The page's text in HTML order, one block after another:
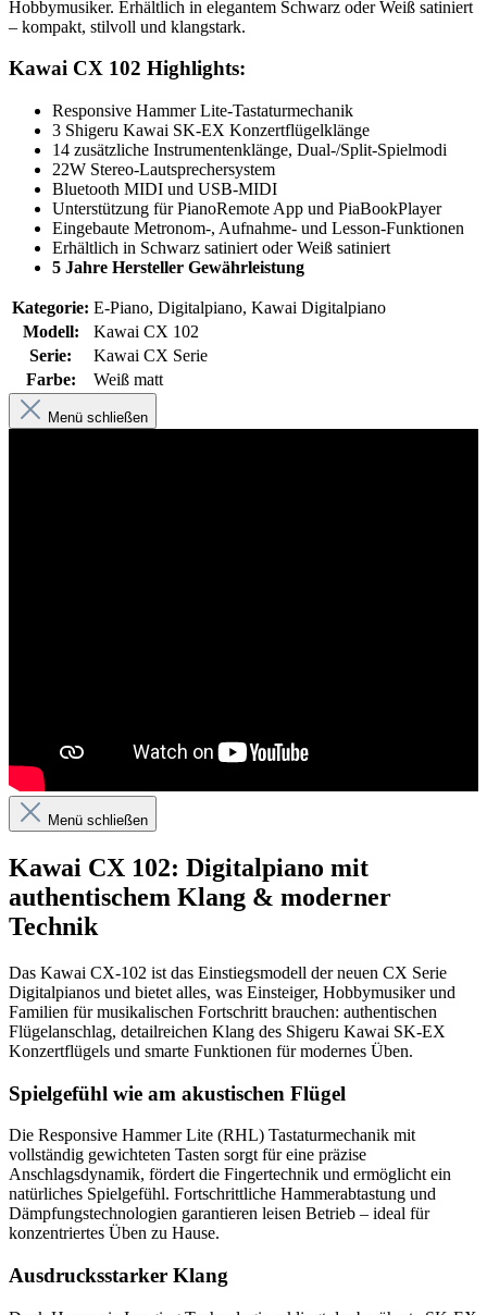
Hobbymusiker. Erhältlich in elegantem Schwarz oder Weiß satiniert
– kompakt, stilvoll und klangstark.
Kawai CX 102 Highlights:
Responsive Hammer Lite-Tastaturmechanik
3 Shigeru Kawai SK-EX Konzertflügelklänge
14 zusätzliche Instrumentenklänge, Dual-/Split-Spielmodi
22W Stereo-Lautsprechersystem
Bluetooth MIDI und USB-MIDI
Unterstützung für PianoRemote App und PiaBookPlayer
Eingebaute Metronom-, Aufnahme- und Lesson-Funktionen
Erhältlich in Schwarz satiniert oder Weiß satiniert
5 Jahre Hersteller Gewährleistung
Kategorie: E-Piano, Digitalpiano, Kawai Digitalpiano
Modell:
Kawai CX 102
Serie:
Kawai CX Serie
Farbe:
Weiß matt
Menü schließen
Menü schließen
Kawai CX 102: Digitalpiano mit
authentischem Klang & moderner
Technik
Das Kawai CX-102 ist das Einstiegsmodell der neuen CX Serie
Digitalpianos und bietet alles, was Einsteiger, Hobbymusiker und
Familien für musikalischen Fortschritt brauchen: authentischen
Flügelanschlag, detailreichen Klang des Shigeru Kawai SK-EX
Konzertflügels und smarte Funktionen für modernes Üben.
Spielgefühl wie am akustischen Flügel
Die Responsive Hammer Lite (RHL) Tastaturmechanik mit
vollständig gewichteten Tasten sorgt für eine präzise
Anschlagsdynamik, fördert die Fingertechnik und ermöglicht ein
natürliches Spielgefühl. Fortschrittliche Hammerabtastung und
Dämpfungstechnologien garantieren leisen Betrieb – ideal für
konzentriertes Üben zu Hause.
Ausdrucksstarker Klang